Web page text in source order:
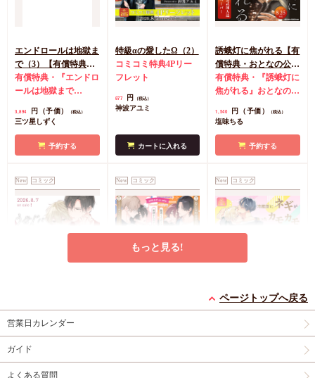
エンドロールは地獄ま
で（3）【有償特典・
小冊子＋箔押しA5ア
クリルボード】
有償特典・『エンドロ
ールは地獄まで
典・『エンドロールは
しA5アクリルボード
コミコミ特典8P小冊
風A5イラストカード
3,894 円（予価） （税込）
三ツ星しずく
予約する
特級αの愛したΩ（2）
コミコミ特典4Pリー
フレット
877 円 （税込）
神波アユミ
カートに入れる
誘蛾灯に焦がれる【有
償特典・おとなの公式
同人誌】
有償特典・『誘蛾灯に
焦がれる』おとなの公
典漫画ペーパー
1,540 円（予価） （税込）
塩味ちる
予約する
New コミック
有償特典・『うなじに
恋の痕』12P小冊子
1,295
永乃あづみ
New コミック
ず【有償】+柴崎さん
償】』【8/17締切！予
選)】
2冊セット購入特典・
子＆ミニクリアカード
くらげと恋知らず』お
New コミック
カモカモ【有償特典・
小冊子】【予約キャン
ら受付開始】
有償特典・『冷蔵庫に
モ』12P小冊子 店舗共
もっと見る!
ページトップへ戻る
営業日カレンダー
ガイド
よくある質問